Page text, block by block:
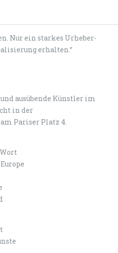
Nur ein starkes Urheber-
erhalten.“
ausübende Künstler im
in der
Pariser Platz 4.